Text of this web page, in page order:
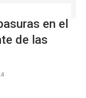
en el
de las